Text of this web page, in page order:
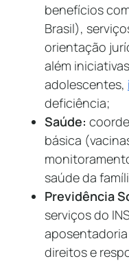
benefícios
Brasil),
orientação
além
adolescentes,
deficiência;
Saúde:
básica
saúde da
Previdência
serviços do
direitos e